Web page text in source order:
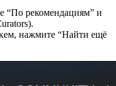
“По рекомендациям” и
нажмите “Найти ещё